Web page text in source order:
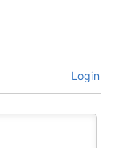
Login